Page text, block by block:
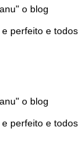
o blog
perfeito e
o blog
perfeito e todos